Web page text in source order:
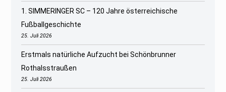
1. SIMMERINGER SC – 120 Jahre österreichische
Fußballgeschichte
25. Juli 2026
Erstmals natürliche Aufzucht bei Schönbrunner
Rothalsstraußen
25. Juli 2026